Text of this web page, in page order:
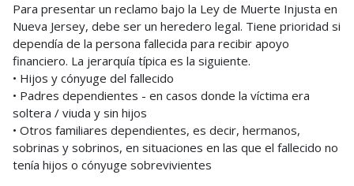
Para presentar un reclamo bajo la Ley de Muerte Injusta en
Nueva Jersey, debe ser un heredero legal. Tiene prioridad si
dependía de la persona fallecida para recibir apoyo
financiero. La jerarquía típica es la siguiente.
• Hijos y cónyuge del fallecido
• Padres dependientes - en casos donde la víctima era
soltera / viuda y sin hijos
• Otros familiares dependientes, es decir, hermanos,
sobrinas y sobrinos, en situaciones en las que el fallecido no
tenía hijos o cónyuge sobrevivientes